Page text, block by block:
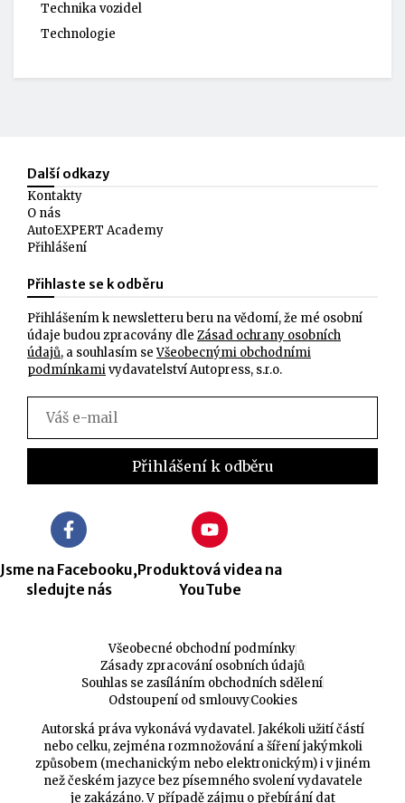
Technika vozidel
Technologie
Další odkazy
Kontakty
O nás
AutoEXPERT Academy
Přihlášení
Přihlaste se k odběru
Přihlášením k newsletteru beru na vědomí, že mé osobní
údaje budou zpracovány dle Zásad ochrany osobních
údajů, a souhlasím seVšeobecnými obchodními
podmínkamivydavatelství Autopress, s.r.o.
Jsme na Facebooku,
sledujte nás
Produktová videa na
YouTube
Všeobecné obchodní podmínky
Zásady zpracování osobních údajů
Souhlas se zasíláním obchodních sdělení
Odstoupení od smlouvyCookies
Autorská práva vykonává vydavatel. Jakékoli užití částí
nebo celku, zejména rozmnožování a šíření jakýmkoli
způsobem (mechanickým nebo elektronickým) i v jiném
než českém jazyce bez písemného svolení vydavatele
je zakázáno. V případě zájmu o přebírání dat